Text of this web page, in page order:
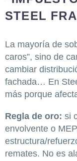
STEEL
La mayoría de
caros”, sino de
cambiar
fachada… En
más porque
Regla de oro: si
envolvente o
estructura/
remates. No es